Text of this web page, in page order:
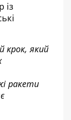
із
крок, який
ракети